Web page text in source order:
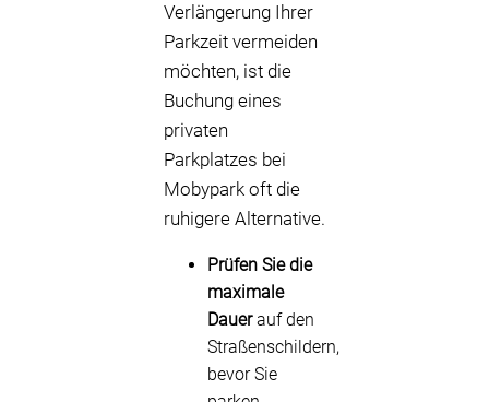
Verlängerung Ihrer
Parkzeit vermeiden
möchten, ist die
Buchung eines
privaten
Parkplatzes bei
Mobypark oft die
ruhigere Alternative.
Prüfen Sie die
maximale
Dauerauf den
Straßenschildern,
bevor Sie